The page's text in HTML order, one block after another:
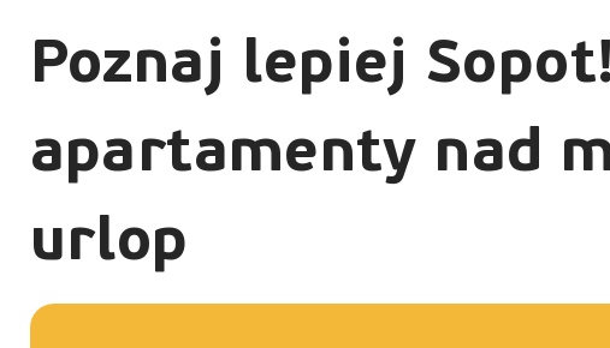
Poznaj lepiej
apartamenty nad
urlop